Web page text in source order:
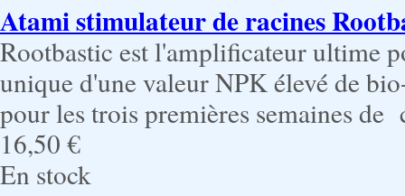
Atami stimulateur de racines
Rootbastic est l'amplificateur ultime
unique d'une valeur NPK élevé de
pour les trois premières semaines
16,50 €
En stock